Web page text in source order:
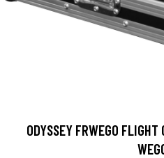
ODYSSEY FRWEGO